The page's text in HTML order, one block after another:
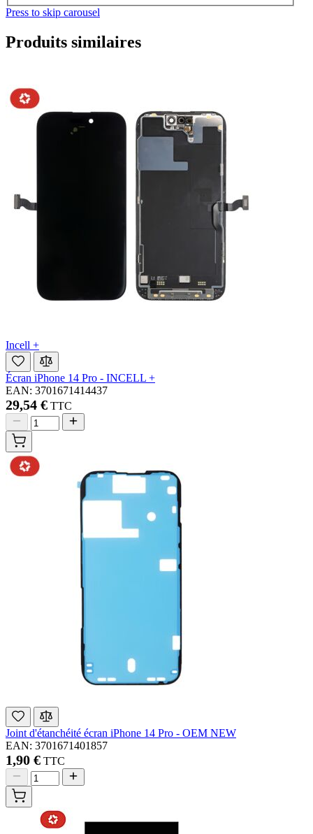
Press to skip carousel
Produits similaires
Incell +
Écran iPhone 14 Pro - INCELL +
EAN: 3701671414437
29,54 € TTC
Joint d'étanchéité écran iPhone 14 Pro - OEM NEW
EAN: 3701671401857
1,90 € TTC